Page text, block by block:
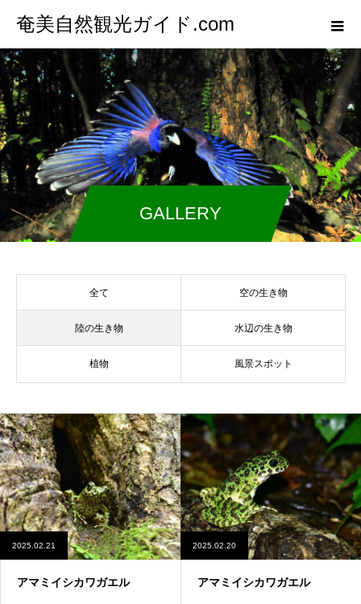
奄美自然観光ガイド.com
GALLERY
全て 空の生き物
陸の生き物 水辺の生き物
植物 風景スポット
2025.02.21
アマミイシカワガエル
2025.02.20
アマミイシカワガエル